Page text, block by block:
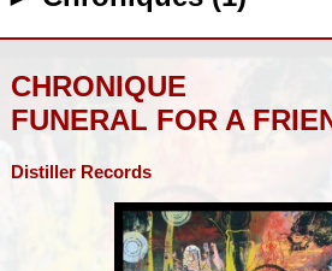
CHRONIQUE
FUNERAL FOR A
Distiller Records